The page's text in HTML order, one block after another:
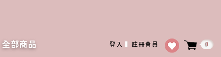
登入 註冊會員 0
全部商品